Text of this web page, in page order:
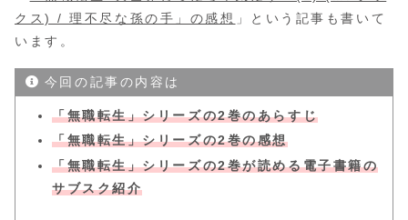
クス) / 理不尽な孫の手」の感想 」という記事も書いて
います。
今回の記事の内容は
「無職転生」シリーズの2巻のあらすじ
「無職転生」シリーズの2巻の感想
「無職転生」シリーズの2巻が読める電子書籍の
サブスク紹介